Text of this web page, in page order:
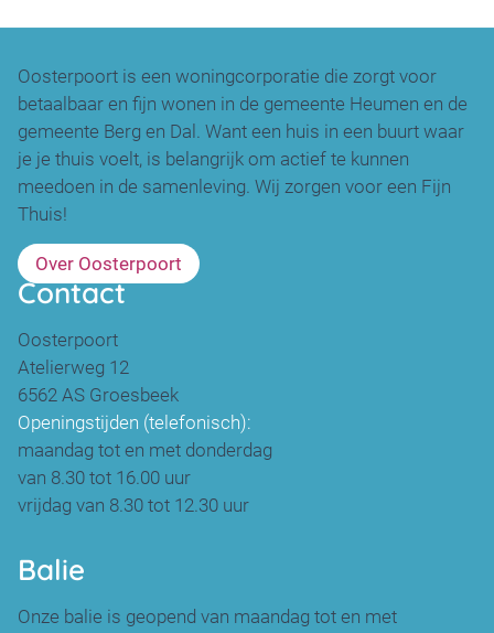
Oosterpoort is een woningcorporatie die zorgt voor
betaalbaar en fijn wonen in de gemeente Heumen en de
gemeente Berg en Dal. Want een huis in een buurt waar
je je thuis voelt, is belangrijk om actief te kunnen
meedoen in de samenleving. Wij zorgen voor een Fijn
Thuis!
Over Oosterpoort
Contact
Oosterpoort
Atelierweg 12
6562 AS Groesbeek
Openingstijden (telefonisch):
maandag tot en met donderdag
van 8.30 tot 16.00 uur
vrijdag van 8.30 tot 12.30 uur
Balie
Onze balie is geopend van maandag tot en met